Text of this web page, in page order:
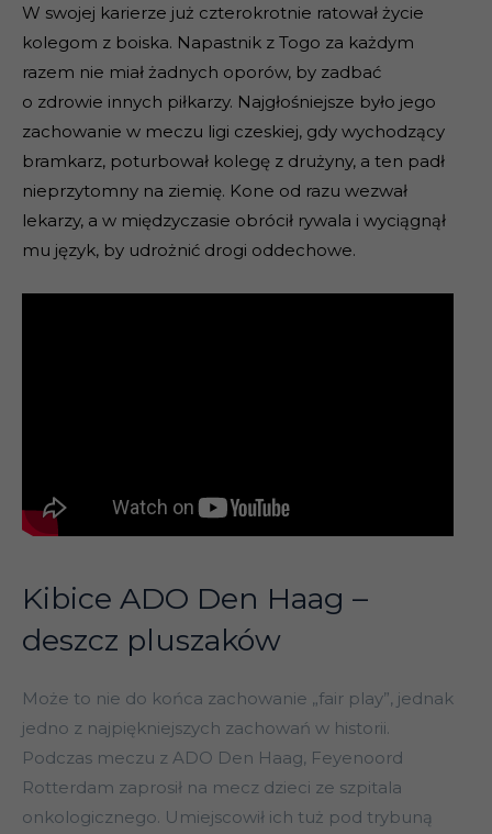
W swojej karierze już czterokrotnie ratował życie
kolegom z boiska. Napastnik z Togo za każdym
razem nie miał żadnych oporów, by zadbać
o zdrowie innych piłkarzy. Najgłośniejsze było jego
zachowanie w meczu ligi czeskiej, gdy wychodzący
bramkarz, poturbował kolegę z drużyny, a ten padł
nieprzytomny na ziemię. Kone od razu wezwał
lekarzy, a w międzyczasie obrócił rywala i wyciągnął
mu język, by udrożnić drogi oddechowe.
Kibice ADO Den Haag –
deszcz pluszaków
Może to nie do końca zachowanie „fair play”, jednak
jedno z najpiękniejszych zachowań w historii.
Podczas meczu z ADO Den Haag, Feyenoord
Rotterdam zaprosił na mecz dzieci ze szpitala
onkologicznego. Umiejscowił ich tuż pod trybuną